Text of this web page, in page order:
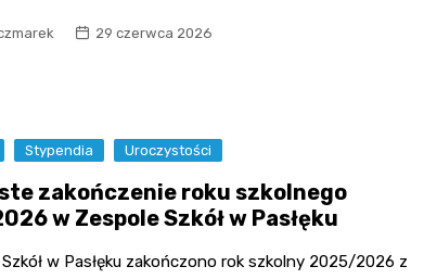
29 czerwca 2026
Stypendia Uroczystości
zakończenie roku szkolnego
w Zespole Szkół w Pasłęku
w Pasłęku zakończono rok szkolny 2025/2026 z